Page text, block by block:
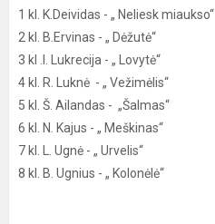
1 kl. K.Deividas - „ Neliesk miaukso“
2 kl. B.Ervinas - „ Dėžutė“
3 kl .I. Lukrecija - „ Lovytė“
4 kl. R. Luknė - „ Vežimėlis“
5 kl. Š. Ailandas - „Šalmas“
6 kl. N. Kajus - „ Meškinas“
7 kl. L. Ugnė - „ Urvelis“
8 kl. B. Ugnius - „ Kolonėlė“